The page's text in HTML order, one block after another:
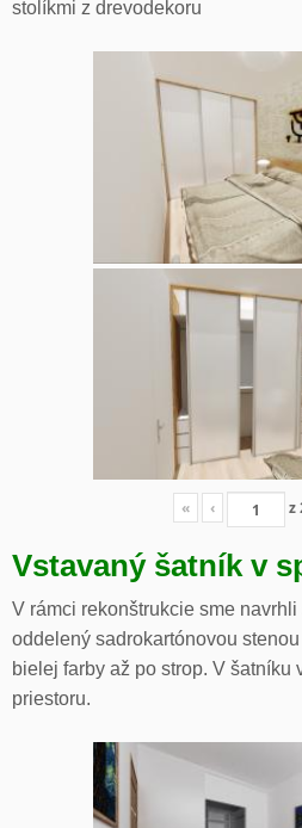
stolíkmi z drevodekoru
« ‹ z
Vstavaný šatník v
V rámci rekonštrukcie sme
oddelený sadrokartónovou
bielej farby až po strop. V šatníku
priestoru.